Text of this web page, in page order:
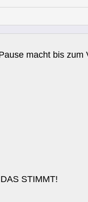
macht bis zum
STIMMT!